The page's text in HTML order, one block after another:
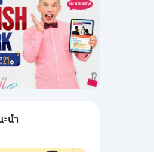
นำ